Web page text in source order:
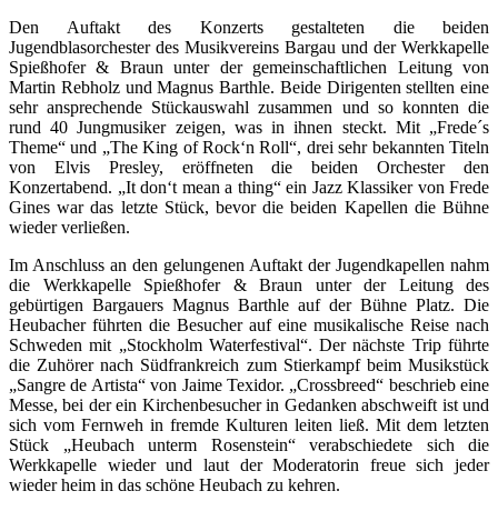
Den Auftakt des Konzerts gestalteten die beiden
Jugendblasorchester des Musikvereins Bargau und der Werkkapelle
Spießhofer & Braun unter der gemeinschaftlichen Leitung von
Martin Rebholz und Magnus Barthle. Beide Dirigenten stellten eine
sehr ansprechende Stückauswahl zusammen und so konnten die
rund 40 Jungmusiker zeigen, was in ihnen steckt. Mit „Frede´s
Theme“ und „The King of Rock‘n Roll“, drei sehr bekannten Titeln
von Elvis Presley, eröffneten die beiden Orchester den
Konzertabend. „It don‘t mean a thing“ ein Jazz Klassiker von Frede
Gines war das letzte Stück, bevor die beiden Kapellen die Bühne
wieder verließen.
Im Anschluss an den gelungenen Auftakt der Jugendkapellen nahm
die Werkkapelle Spießhofer & Braun unter der Leitung des
gebürtigen Bargauers Magnus Barthle auf der Bühne Platz. Die
Heubacher führten die Besucher auf eine musikalische Reise nach
Schweden mit „Stockholm Waterfestival“. Der nächste Trip führte
die Zuhörer nach Südfrankreich zum Stierkampf beim Musikstück
„Sangre de Artista“ von Jaime Texidor. „Crossbreed“ beschrieb eine
Messe, bei der ein Kirchenbesucher in Gedanken abschweift ist und
sich vom Fernweh in fremde Kulturen leiten ließ. Mit dem letzten
Stück „Heubach unterm Rosenstein“ verabschiedete sich die
Werkkapelle wieder und laut der Moderatorin freue sich jeder
wieder heim in das schöne Heubach zu kehren.